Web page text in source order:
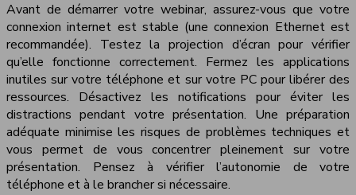
Avant de démarrer votre webinar, assurez-vous que votre
connexion internet est stable (une connexion Ethernet est
recommandée). Testez la projection d’écran pour vérifier
qu’elle fonctionne correctement. Fermez les applications
inutiles sur votre téléphone et sur votre PC pour libérer des
ressources. Désactivez les notifications pour éviter les
distractions pendant votre présentation. Une préparation
adéquate minimise les risques de problèmes techniques et
vous permet de vous concentrer pleinement sur votre
présentation. Pensez à vérifier l’autonomie de votre
téléphone et à le brancher si nécessaire.